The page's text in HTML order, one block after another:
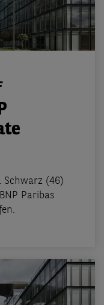
Schwarz (46)
Paribas